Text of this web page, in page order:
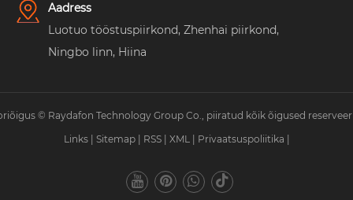
Aadress
Luotuo tööstuspiirkond, Zhenhai piirkond,
Ningbo linn, Hiina
© Raydafon Technology Group Co., piiratud kõik õigused
Links
Sitemap RSS XML Privaatsuspoliitika